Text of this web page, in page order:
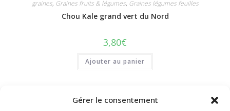
Gérer le consentement
graines, Graines fruits & légumes, Graines légumes feuilles
Chou Kale grand vert du Nord
3,80€
Ajouter au panier